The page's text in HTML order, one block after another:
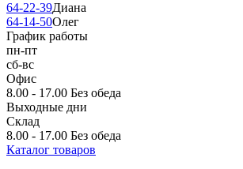
64-22-39Диана
64-14-50Олег
График работы
пн-пт
сб-вс
Офис
8.00 - 17.00 Без обеда
Выходные дни
Склад
8.00 - 17.00 Без обеда
Каталог товаров